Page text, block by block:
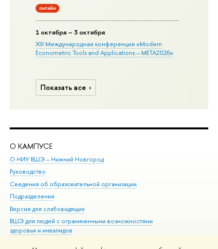
онлайн
1 октября – 3 октября
XIII Международная конференция «Modern
Econometric Tools and Applications – META2026»
Показать все
О КАМПУСЕ
О НИУ ВШЭ – Нижний Новгород
Руководство
Сведения об образовательной организации
Подразделения
Версия для слабовидящих
ВШЭ для людей с ограниченными возможностями
здоровья и инвалидов